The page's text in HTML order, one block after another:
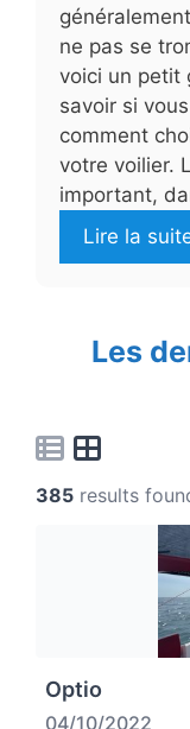
ne pas se
voici un petit
savoir si
comment
votre voilier.
important,
Lire la
Les
385 results
Optio
04/10/2022